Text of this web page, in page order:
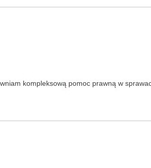
kompleksową pomoc prawną w